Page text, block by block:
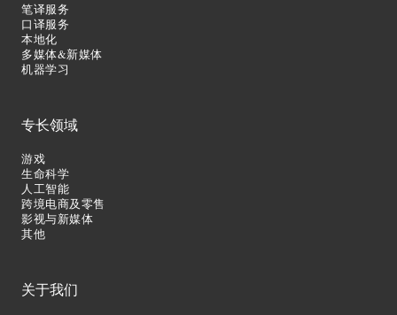
笔译服务
口译服务
本地化
多媒体&新媒体
机器学习
专长领域
游戏
生命科学
人工智能
跨境电商及零售
影视与新媒体
其他
关于我们